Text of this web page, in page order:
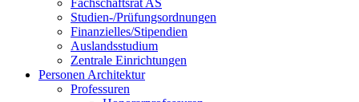
Studien-/Prüfungsordnungen
Finanzielles/Stipendien
Auslandsstudium
Zentrale Einrichtungen
Personen Architektur
Professuren